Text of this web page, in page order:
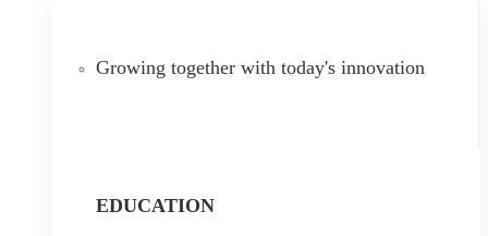
Growing together with today's innovation
EDUCATION